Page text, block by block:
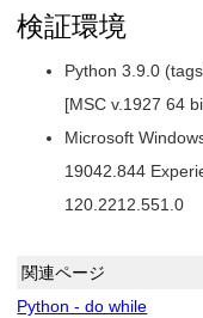
検証環境
Python 3.9.0
[MSC v.1927 64
Microsoft
19042.844
120.2212.551.0
関連ページ
Python - do while